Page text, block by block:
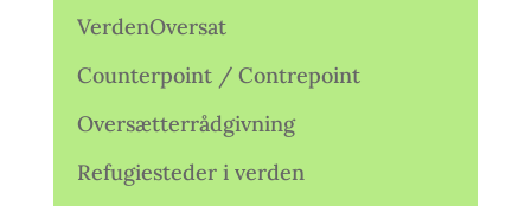
VerdenOversat
Counterpoint / Contrepoint
Oversætterrådgivning
Refugiesteder i verden